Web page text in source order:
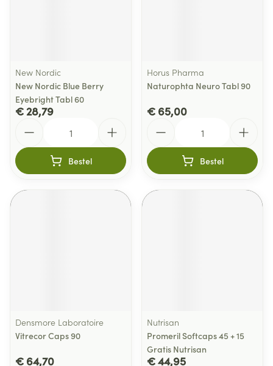
New Nordic
New Nordic Blue Berry
Eyebright Tabl 60
€ 28,79
Bestel
Horus Pharma
Naturophta Neuro Tabl 90
€ 65,00
Bestel
Densmore Laboratoire
Vitrecor Caps 90
€ 64,70
Nutrisan
Promeril Softcaps 45 + 15
Gratis Nutrisan
€ 44,95